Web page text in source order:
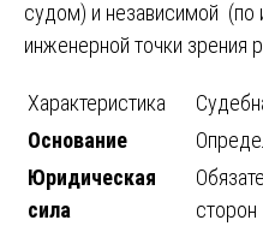
судом) и независимой (по
инженерной точки зрения
Характеристика
Основание
Юридическая
сила
сторон